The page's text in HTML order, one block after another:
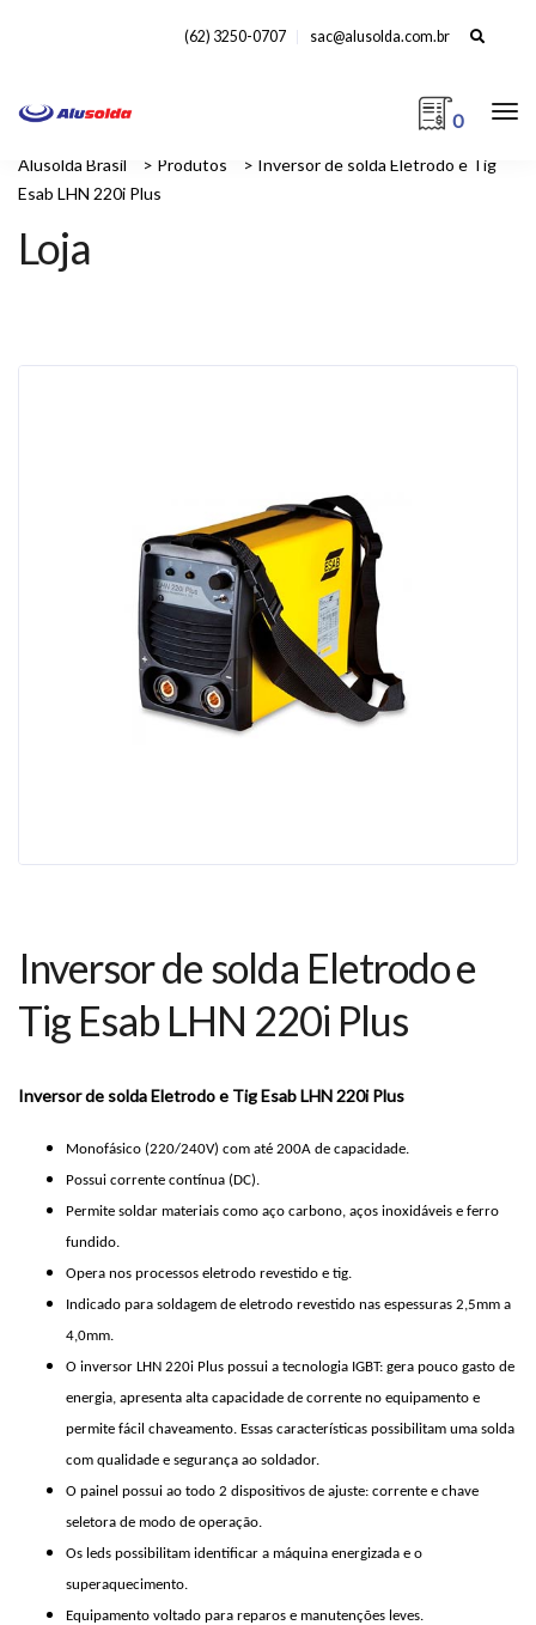
Search
(62) 3250-0707 sac@alusolda.com.br
0
Alusolda Brasil > Produtos > Inversor de solda Eletrodo e Tig
Esab LHN 220i Plus
Loja
Inversor de solda Eletrodo e
Tig Esab LHN 220i Plus
Inversor de solda Eletrodo e Tig Esab LHN 220i Plus
Monofásico (220/240V) com até 200A de capacidade.
Possui corrente contínua (DC).
Permite soldar materiais como aço carbono, aços inoxidáveis e ferro
fundido.
Opera nos processos eletrodo revestido e tig.
Indicado para soldagem de eletrodo revestido nas espessuras 2,5mm a
4,0mm.
O inversor LHN 220i Plus possui a tecnologia IGBT: gera pouco gasto de
energia, apresenta alta capacidade de corrente no equipamento e
permite fácil chaveamento. Essas características possibilitam uma solda
com qualidade e segurança ao soldador.
O painel possui ao todo 2 dispositivos de ajuste: corrente e chave
seletora de modo de operação.
Os leds possibilitam identificar a máquina energizada e o
superaquecimento.
Equipamento voltado para reparos e manutenções leves.